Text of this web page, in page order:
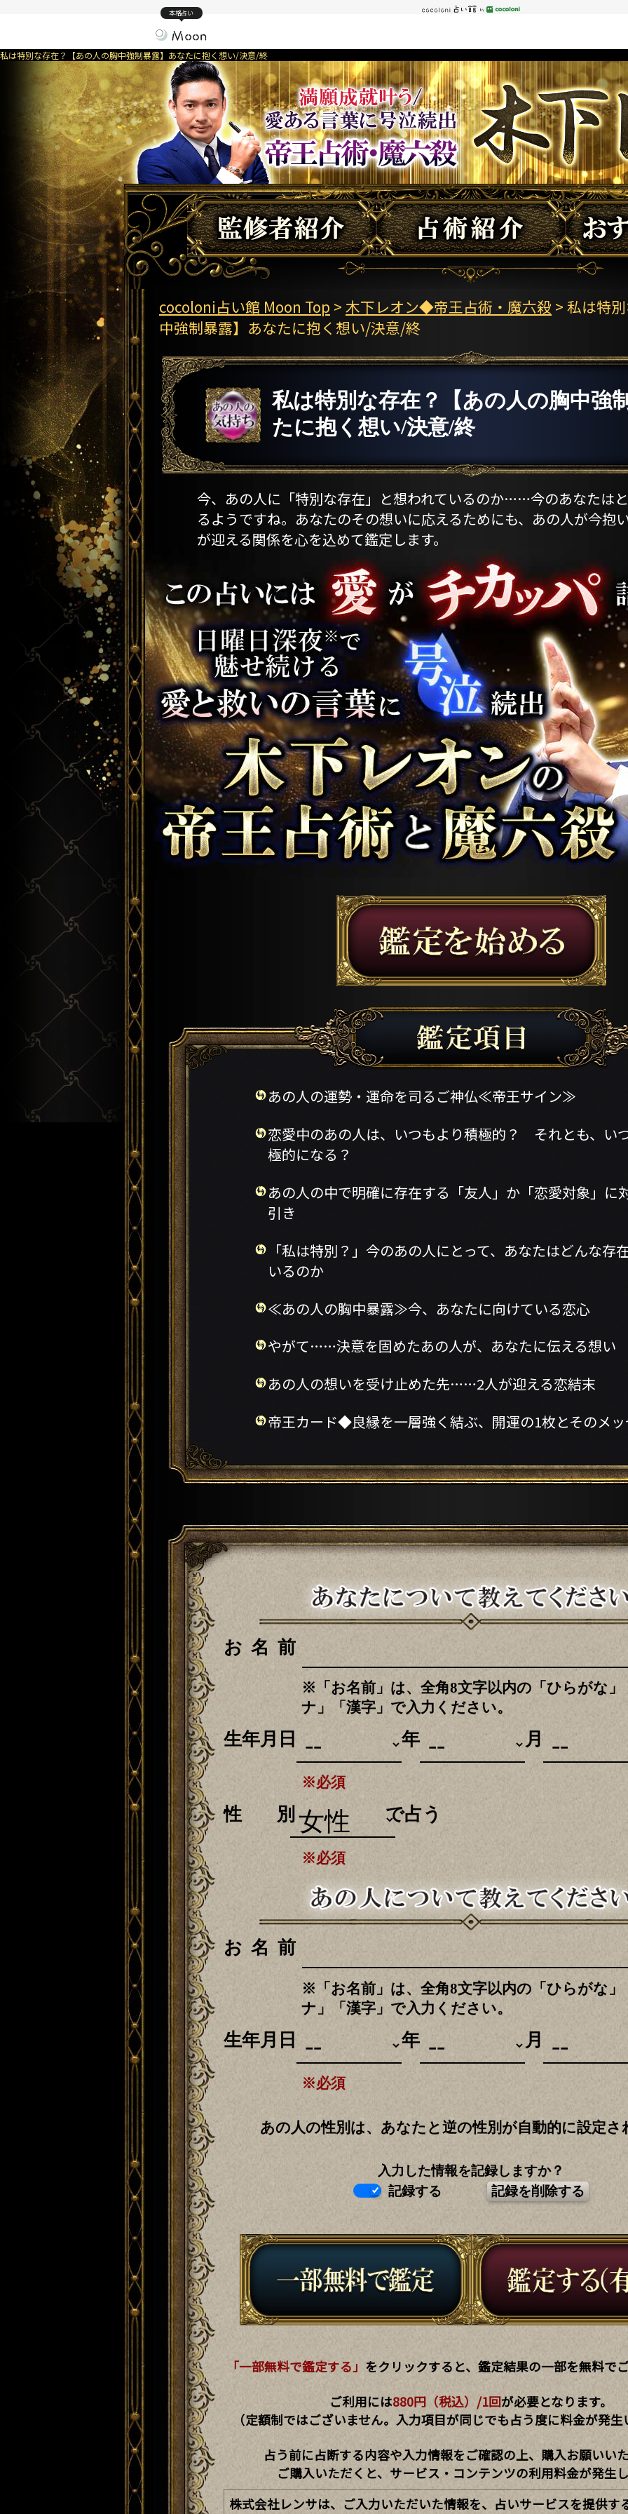
本格占い
私は特別な存在？【あの人の胸中強制暴露】あなたに抱く想い/決意/終
cocoloni占い館 Moon Top > 木下レオン◆帝王占術・魔六殺 > 私は特
中強制暴露】あなたに抱く想い/決意/終
私は特別な存在？【あの人の胸中強
たに抱く想い/決意/終
今、あの人に「特別な存在」と想われているのか……今のあなたは
るようですね。あなたのその想いに応えるためにも、あの人が今抱
が迎える関係を心を込めて鑑定します。
あの人の運勢・運命を司るご神仏≪帝王サイン≫
恋愛中のあの人は、いつもより積極的？ それとも、い
極的になる？
あの人の中で明確に存在する「友人」か「恋愛対象」に
引き
「私は特別？」今のあの人にとって、あなたはどんな存
いるのか
≪あの人の胸中暴露≫今、あなたに向けている恋心
やがて……決意を固めたあの人が、あなたに伝える想い
あの人の想いを受け止めた先……2人が迎える恋結末
帝王カード◆良縁を一層強く結ぶ、開運の1枚とそのメ
お名前
※「お名前」は、全角8文字以内の「ひらがな」
ナ」「漢字」で入力ください。
生年月日 年 月
※必須
性別 で占う
※必須
お名前
※「お名前」は、全角8文字以内の「ひらがな」
ナ」「漢字」で入力ください。
生年月日 年 月
※必須
あの人の性別は、あなたと逆の性別が自動的に設定さ
入力した情報を記録しますか？
記録する
「一部無料で鑑定する」 をクリックすると、鑑定結果の一部を無料で
ご利用には880円（税込）/1回が必要となります。
（定額制ではございません。入力項目が同じでも占う度に料金が発
占う前に占断する内容や入力情報をご確認の上、購入お願いい
ご購入いただくと、サービス・コンテンツの利用料金が発生
株式会社レンサは、ご入力いただいた情報を、占いサービスを提供す